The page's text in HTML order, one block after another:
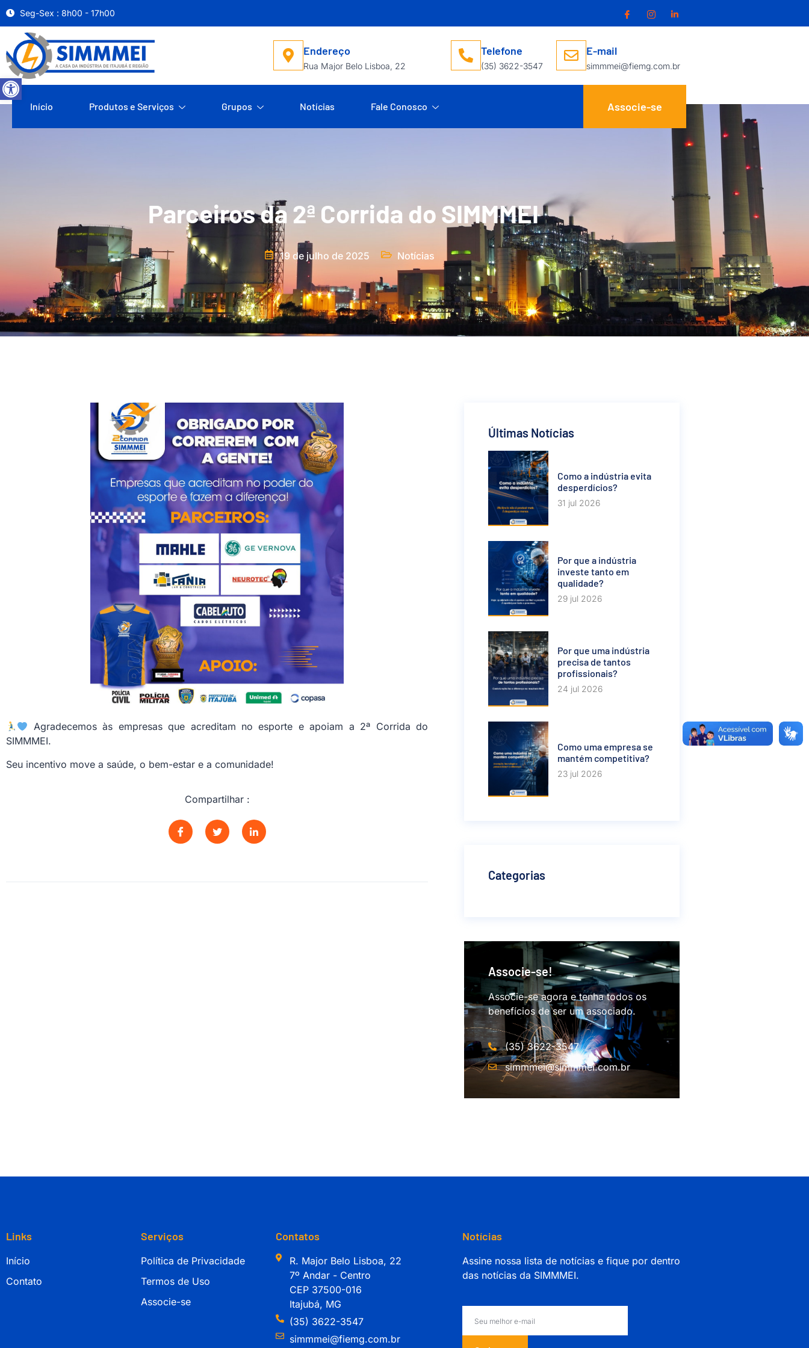
Abrir a barra de ferramentas
Seg-Sex : 8h00 - 17h00
Endereço
Rua Major Belo Lisboa, 22
Telefone
(35) 3622-3547
E-mail
simmmei@fiemg.com.br
Início Produtos e Serviços Grupos Notícias Fale Conosco Associe-se
Parceiros da 2ª Corrida do SIMMMEI
19 de julho de 2025 Notícias
Agradecemos às empresas que acreditam no esporte e apoiam a 2ª Corrida do
SIMMMEI.
Seu incentivo move a saúde, o bem-estar e a comunidade!
Compartilhar :
Últimas Notícias
Como a indústria evita
desperdícios?
31 jul 2026
Por que a indústria
investe tanto em
qualidade?
29 jul 2026
Por que uma indústria
precisa de tantos
profissionais?
24 jul 2026
Como uma empresa se
mantém competitiva?
23 jul 2026
Categorias
Associe-se!
Associe-se agora e tenha todos os
benefícios de ser um associado.
(35) 3622-3547
simmmei@simmmei.com.br
Links
Início
Contato
Serviços
Política de Privacidade
Termos de Uso
Associe-se
Contatos
R. Major Belo Lisboa, 22
7º Andar - Centro
CEP 37500-016
Itajubá, MG
(35) 3622-3547
simmmei@fiemg.com.br
Notícias
Assine nossa lista de notícias e fique por dentro
das notícias da SIMMMEI.